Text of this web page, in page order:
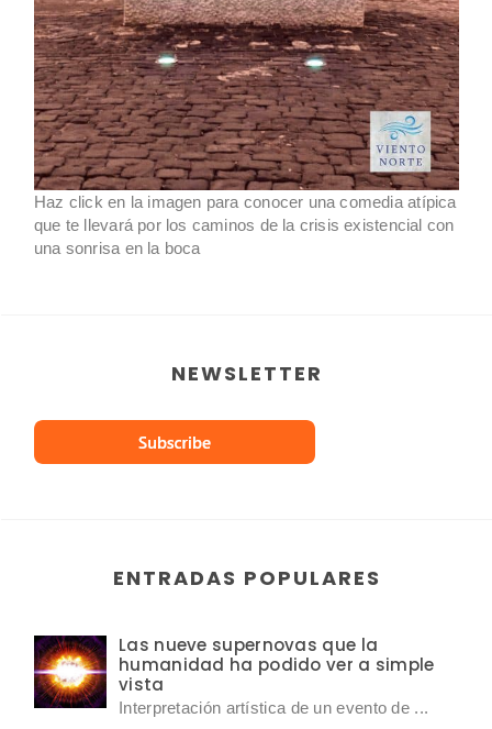
Haz click en la imagen para conocer una comedia atípica
que te llevará por los caminos de la crisis existencial con
una sonrisa en la boca
NEWSLETTER
ENTRADAS POPULARES
Las nueve supernovas que la
humanidad ha podido ver a simple
vista
Interpretación artística de un evento de ...